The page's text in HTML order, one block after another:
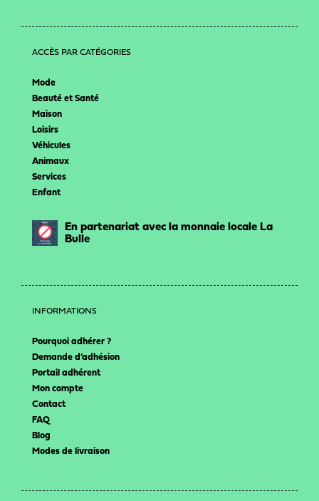
ACCÈS PAR CATÉGORIES
Mode
Beauté et Santé
Maison
Loisirs
Véhicules
Animaux
Services
Enfant
En partenariat avec la monnaie locale La
Bulle
INFORMATIONS
Pourquoi adhérer ?
Demande d’adhésion
Portail adhérent
Mon compte
Contact
FAQ
Blog
Modes de livraison